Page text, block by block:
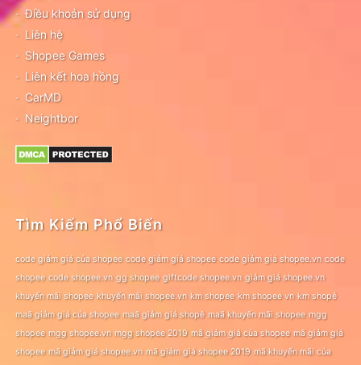
Điều khoản sử dụng
Liên hệ
Shopee Games
Liên kết hoa hồng
CarMD
Neightbor
Tìm Kiếm Phổ Biến
code giảm giá của shopee code giảm giá shopee code giảm giá shopee.vn code
shopee code shopee.vn gg shopee giftcode shopee.vn giảm giá shopee.vn
khuyến mãi shopee khuyến mãi shopee.vn km shopee km shopee vn km shopê
maã giảm giá của shopee maã giảm giá shopê maã khuyến mãi shopee mgg
shopee mgg shopee.vn mgg shopee 2019 mã giảm giá của shopee mã giảm giá
shopee mã giảm giá shopee.vn mã giảm giá shopee 2019 mã khuyến mãi của